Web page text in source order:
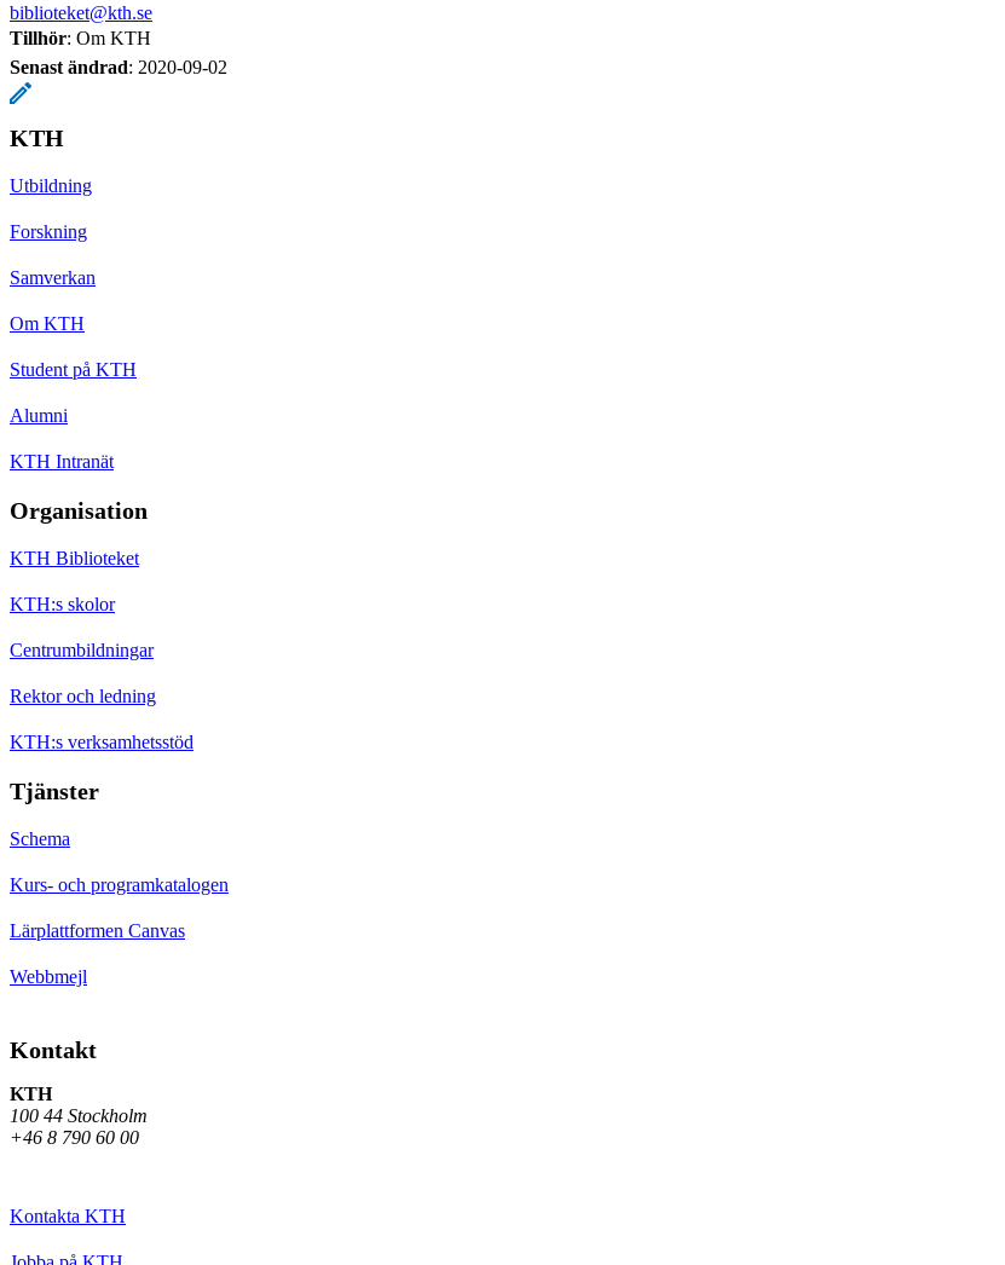
biblioteket@kth.se
Tillhör: Om KTH
Senast ändrad: 2020-09-02
KTH
Utbildning
Forskning
Samverkan
Om KTH
Student på KTH
Alumni
KTH Intranät
Organisation
KTH Biblioteket
KTH:s skolor
Centrumbildningar
Rektor och ledning
KTH:s verksamhetsstöd
Tjänster
Schema
Kurs- och programkatalogen
Lärplattformen Canvas
Webbmejl
Kontakt
KTH
100 44 Stockholm
+46 8 790 60 00
Kontakta KTH